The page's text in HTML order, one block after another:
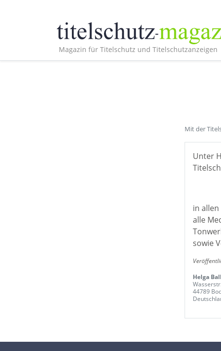
Magazin für Titelschutz und Titelschutzanzeigen
Mit der
Unter
in
alle
sowie
Helga
44789